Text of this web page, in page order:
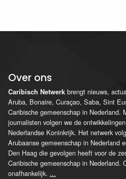
Over ons
Caribisch Netwerk brengt nieuws,
Aruba, Bonaire, Curaçao, Saba, Sint
Caribische gemeenschap in Nederland.
journalisten volgen we de
Nederlandse Koninkrijk. Het netwerk
Arubaanse gemeenschap in Nederland
Den Haag die gevolgen heeft voor de
Caribische gemeenschap in Nederland.
onafhankelijk. ...